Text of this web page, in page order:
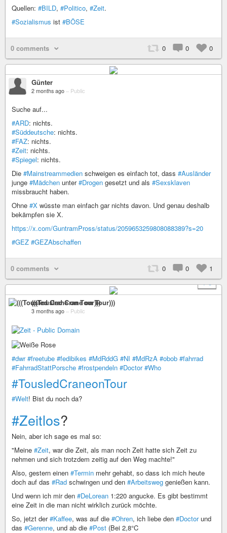
Quellen: #BILD, #Politico, #Zeit.
#Sozialismus ist #BÖSE
0 comments 0 0 0
Günter
2 months ago – Public
Suche auf...
#ARD: nichts.
#Süddeutsche: nichts.
#FAZ: nichts.
#Zeit: nichts.
#Spiegel: nichts.
Die #Mainstreammedien schweigen es einfach tot, dass #Ausländer
junge #Mädchen unter#Drogen gesetzt und als #Sexsklaven
missbraucht haben.
Ohne #X wüsste man einfach gar nichts davon. Und genau deshalb
bekämpfen sie X.
https://x.com/GuntramPross/status/2059653259808088389?s=20
#GEZ #GEZAbschaffen
0 comments 0 0
1
+ 3
(((Tousled Crane on Tour)))
3 months ago – Public
#dwr #freetube #fedibikes #MdRddG #NI #MdRzA #obob #fahrrad
#FahrradStattPorsche #frostpendeln #Doctor #Who
#TousledCraneonTour
#Welt! Bist du noch da?
#Zeitlos?
Nein, aber ich sage es mal so:
"Meine #Zeit, war die Zeit, als man noch Zeit hatte sich Zeit zu
nehmen und sich trotzdem zeitig auf den Weg machte!"
Also, gestern einen #Termin mehr gehabt, so dass ich mich heute
doch auf das #Rad schwingen und den #Arbeitsweg genießen kann.
Und wenn ich mir den #DeLorean 1:220 angucke. Es gibt bestimmt
eine Zeit in die man nicht wirklich zurück möchte.
So, jetzt der#Kaffee, was auf die #Ohren, ich liebe den #Doctorund
das #Gerenne, und ab die #Post (Bei 2,8°C